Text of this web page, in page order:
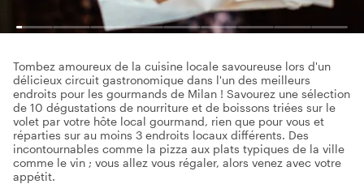
Tombez amoureux de la cuisine locale savoureuse lors d'un
délicieux circuit gastronomique dans l'un des meilleurs
endroits pour les gourmands de Milan ! Savourez une sélection
de 10 dégustations de nourriture et de boissons triées sur le
volet par votre hôte local gourmand, rien que pour vous et
réparties sur au moins 3 endroits locaux différents. Des
incontournables comme la pizza aux plats typiques de la ville
comme le vin ; vous allez vous régaler, alors venez avec votre
appétit.